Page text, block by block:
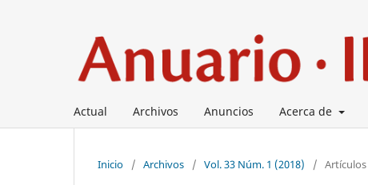
Actual Archivos Anuncios Acerca de
Inicio / Archivos / Vol. 33 Núm. 1 (2018) / Artículos